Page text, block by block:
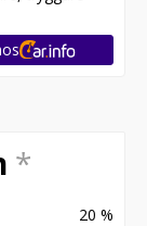
*
20 %